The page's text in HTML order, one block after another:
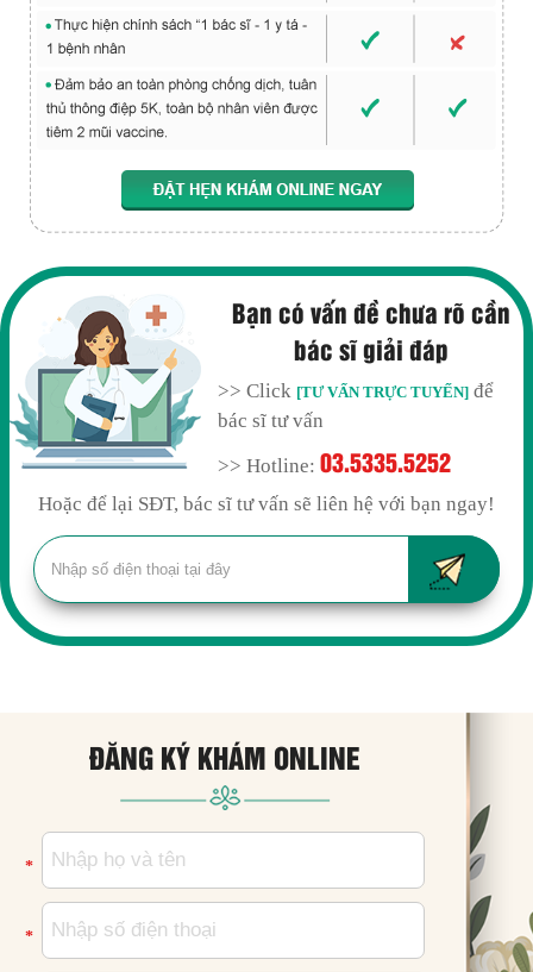
Bạn có vấn đề chưa rõ cần
bác sĩ giải đáp
>> Click [TƯ VẤN TRỰC TUYẾN] để
bác sĩ tư vấn
>> Hotline:03.5335.5252
Hoặc để lại SĐT, bác sĩ tư vấn sẽ liên hệ với bạn ngay!
ĐĂNG KÝ KHÁM ONLINE
*
*